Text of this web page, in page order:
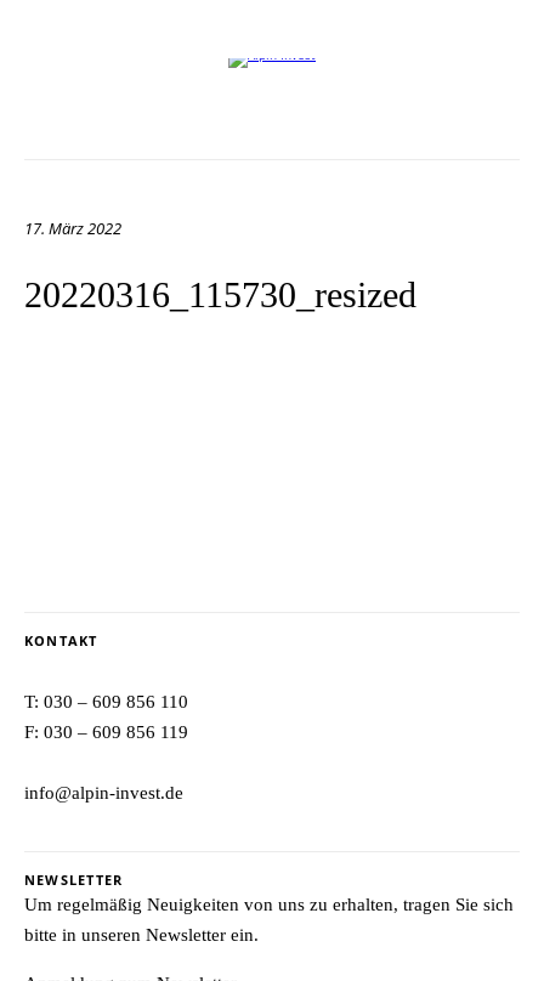
17. März 2022
20220316_115730_resized
KONTAKT
T: 030 – 609 856 110
F: 030 – 609 856 119
info@alpin-invest.de
NEWSLETTER
Um regelmäßig Neuigkeiten von uns zu erhalten, tragen Sie sich
bitte in unseren Newsletter ein.